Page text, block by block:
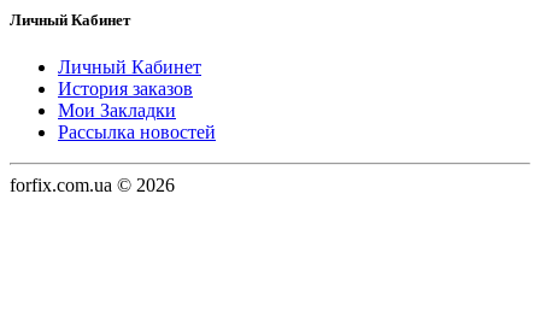
Личный Кабинет
Личный Кабинет
История заказов
Мои Закладки
Рассылка новостей
forfix.com.ua © 2026